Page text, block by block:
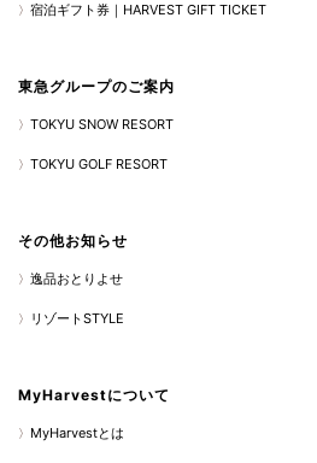
宿泊ギフト券｜HARVEST GIFT TICKET
東急グループのご案内
TOKYU SNOW RESORT
TOKYU GOLF RESORT
その他お知らせ
逸品おとりよせ
リゾートSTYLE
MyHarvestについて
MyHarvestとは